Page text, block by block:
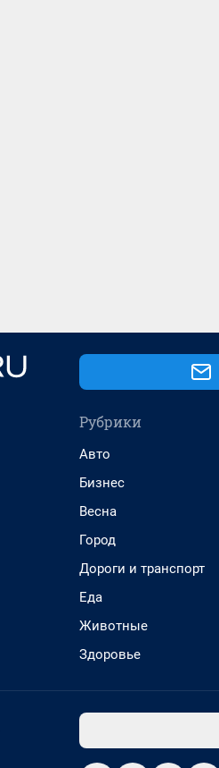
Рубрики
Авто
Бизнес
Весна
Город
Дороги и транспорт
Еда
Животные
Здоровье